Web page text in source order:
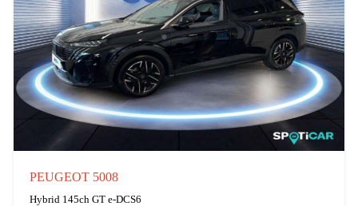
PEUGEOT 5008
Hybrid 145ch GT e-DCS6